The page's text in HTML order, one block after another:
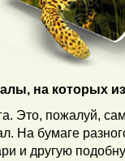
на которых
Это, пожалуй,
На бумаге
и другую